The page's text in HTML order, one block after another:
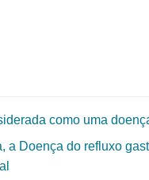
como uma
a Doença do refluxo